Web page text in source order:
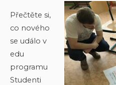
Přečtěte si,
co nového
se událo v
edu
programu
Studenti